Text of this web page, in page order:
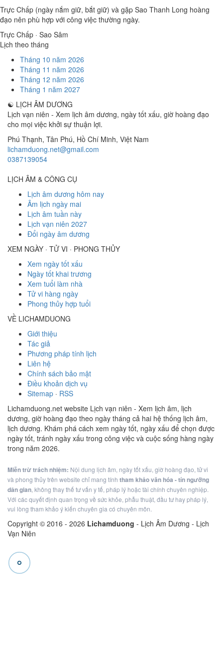
Trực Chấp (ngày nắm giữ, bắt giữ) và gặp Sao Thanh Long hoàng
đạo nên phù hợp với công việc thường ngày.
Trực Chấp · Sao Sâm
Lịch theo tháng
Tháng 10 năm 2026
Tháng 11 năm 2026
Tháng 12 năm 2026
Tháng 1 năm 2027
☯ LỊCH ÂM DƯƠNG
Lịch vạn niên - Xem lịch âm dương, ngày tốt xấu, giờ hoàng đạo
cho mọi việc khởi sự thuận lợi.
Phú Thạnh, Tân Phú, Hồ Chí Minh, Việt Nam
lichamduong.net@gmail.com
0387139054
LỊCH ÂM & CÔNG CỤ
Lịch âm dương hôm nay
Âm lịch ngày mai
Lịch âm tuần này
Lịch vạn niên 2027
Đổi ngày âm dương
XEM NGÀY · TỬ VI · PHONG THỦY
Xem ngày tốt xấu
Ngày tốt khai trương
Xem tuổi làm nhà
Tử vi hàng ngày
Phong thủy hợp tuổi
VỀ LICHAMDUONG
Giới thiệu
Tác giả
Phương pháp tính lịch
Liên hệ
Chính sách bảo mật
Điều khoản dịch vụ
Sitemap · RSS
Lichamduong.net website Lịch vạn niên - Xem lịch âm, lịch
dương, giờ hoàng đạo theo ngày tháng cả hai hệ thống lịch âm,
lịch dương. Khám phá cách xem ngày tốt, ngày xấu để chọn được
ngày tốt, tránh ngày xấu trong công việc và cuộc sống hàng ngày
trong năm 2026.
Miễn trừ trách nhiệm: Nội dung lịch âm, ngày tốt xấu, giờ hoàng đạo, tử vi
và phong thủy trên website chỉ mang tính tham khảo văn hóa - tín ngưỡng
dân gian, không thay thế tư vấn y tế, pháp lý hoặc tài chính chuyên nghiệp.
Với các quyết định quan trọng về sức khỏe, phẫu thuật, đầu tư hay pháp lý,
vui lòng tham khảo ý kiến chuyên gia có chuyên môn.
Copyright © 2016 - 2026 Lichamduong - Lịch Âm Dương - Lịch
Vạn Niên